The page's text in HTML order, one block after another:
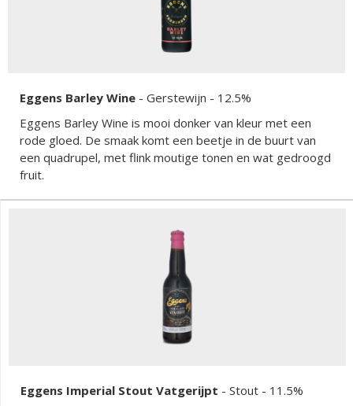
Eggens Barley Wine - Gerstewijn - 12.5%
Eggens Barley Wine is mooi donker van kleur met een
rode gloed. De smaak komt een beetje in de buurt van
een quadrupel, met flink moutige tonen en wat gedroogd
fruit.
Eggens Imperial Stout Vatgerijpt - Stout - 11.5%